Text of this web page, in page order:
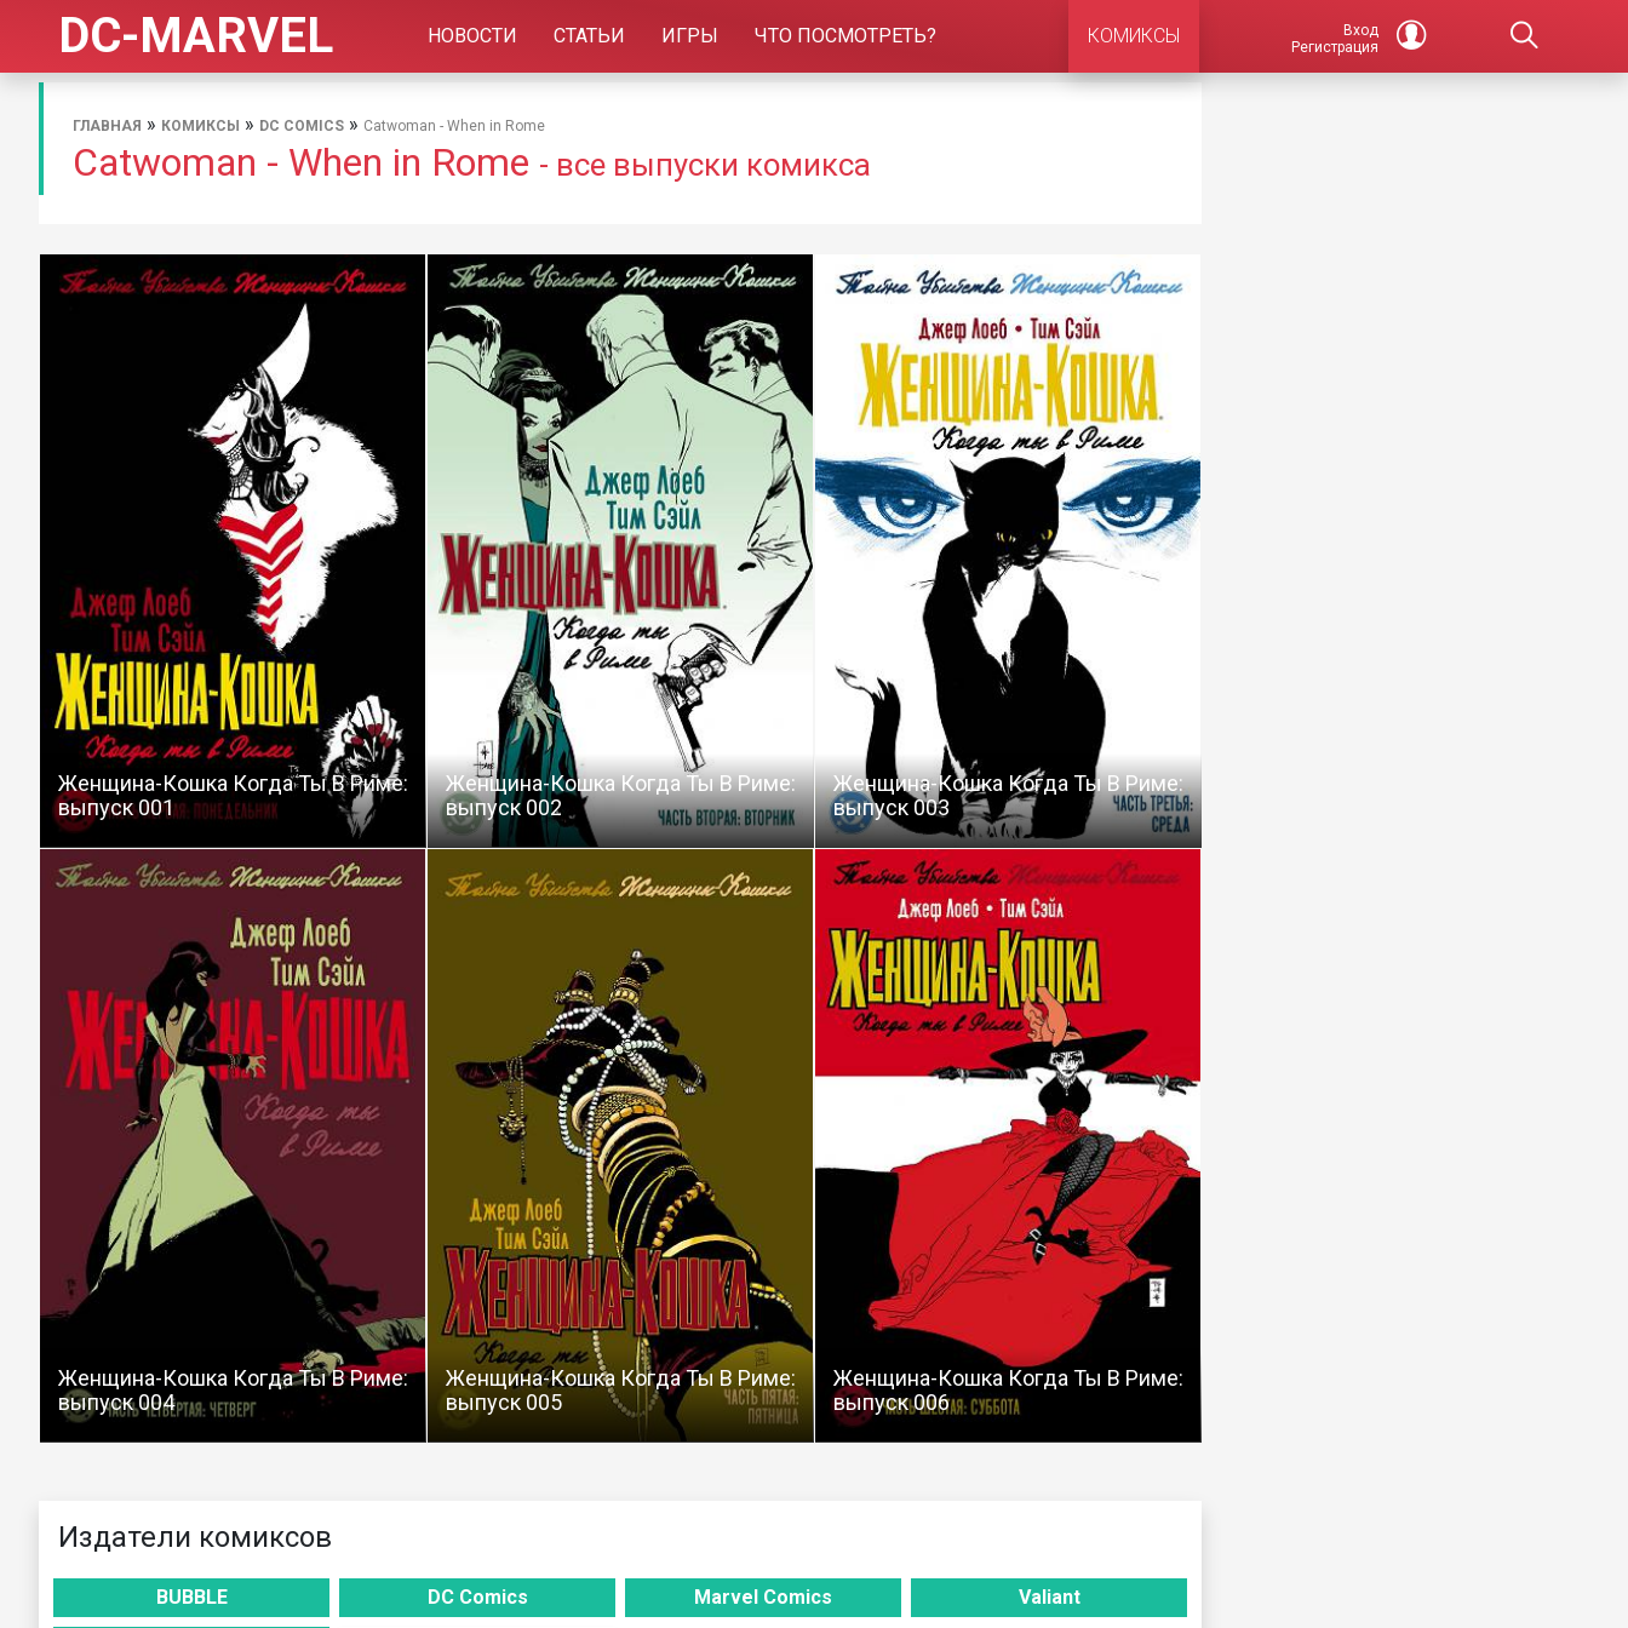
DC-MARVEL НОВОСТИ СТАТЬИ ИГРЫ ЧТО ПОСМОТРЕТЬ? КОМИКСЫ
Вход
Регистрация
ГЛАВНАЯ » КОМИКСЫ » DC COMICS » Catwoman - When in Rome
Catwoman - When in Rome - все выпуски комикса
Женщина-Кошка Когда Ты В Риме:
выпуск 001
Женщина-Кошка Когда Ты В Риме:
выпуск 002
Женщина-Кошка Когда Ты В Риме:
выпуск 003
Женщина-Кошка Когда Ты В Риме:
выпуск 004
Женщина-Кошка Когда Ты В Риме:
выпуск 005
Женщина-Кошка Когда Ты В Риме:
выпуск 006
Издатели комиксов
BUBBLE DC Comics Marvel Comics Valiant